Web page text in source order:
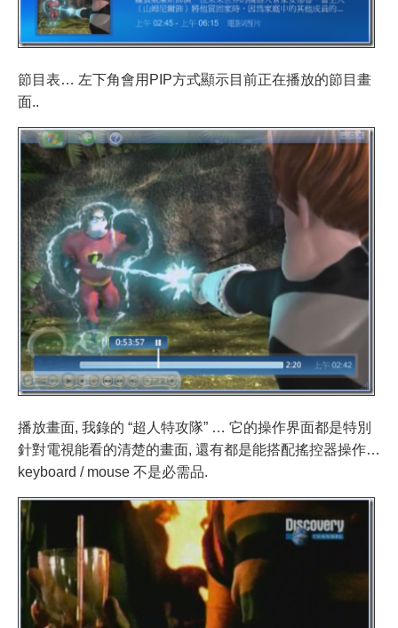
節目表… 左下角會用PIP方式顯示目前正在播放的節目畫
面..
播放畫面, 我錄的 “超人特攻隊” … 它的操作界面都是特別
針對電視能看的清楚的畫面, 還有都是能搭配搖控器操作…
keyboard / mouse 不是必需品.